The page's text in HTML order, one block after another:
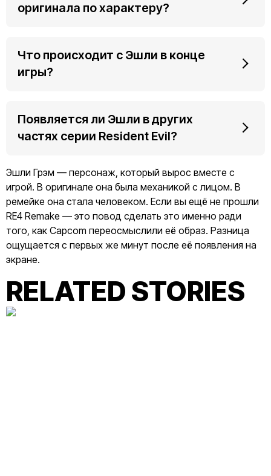
оригинала по характеру?
Что происходит с Эшли в конце
игры?
Появляется ли Эшли в других
частях серии Resident Evil?
Эшли Грэм — персонаж, который вырос вместе с
игрой. В оригинале она была механикой с лицом. В
ремейке она стала человеком. Если вы ещё не прошли
RE4 Remake — это повод сделать это именно ради
того, как Capcom переосмыслили её образ. Разница
ощущается с первых же минут после её появления на
экране.
RELATED STORIES